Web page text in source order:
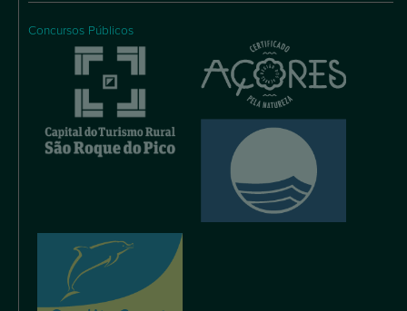
Concursos Públicos